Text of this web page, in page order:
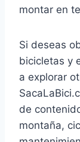
montar en
Si deseas
bicicletas y
a explorar
de
montaña,